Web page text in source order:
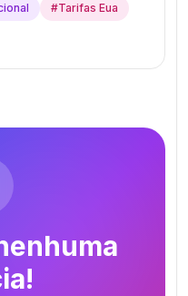
#Tarifas Eua